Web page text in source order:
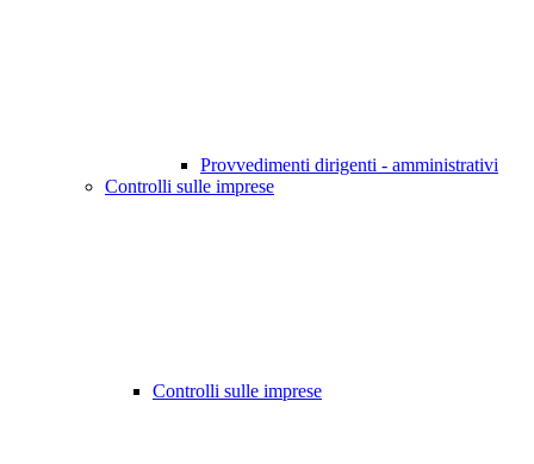
Provvedimenti dirigenti - amministrativi
Controlli sulle imprese
Controlli sulle imprese